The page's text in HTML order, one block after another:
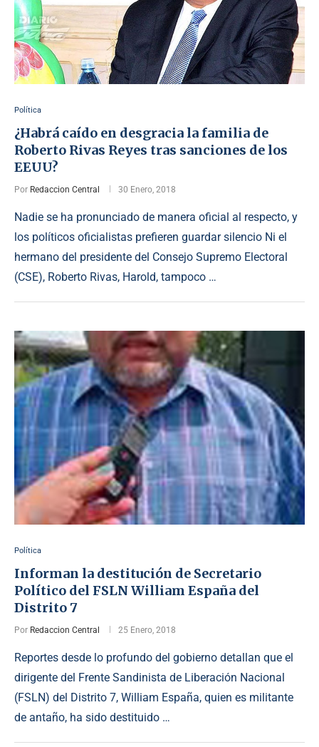
Política
¿Habrá caído en desgracia la familia de
Roberto Rivas Reyes tras sanciones de los
EEUU?
Por Redaccion Central 30 Enero, 2018
Nadie se ha pronunciado de manera oficial al respecto, y
los políticos oficialistas prefieren guardar silencio Ni el
hermano del presidente del Consejo Supremo Electoral
(CSE), Roberto Rivas, Harold, tampoco …
Política
Informan la destitución de Secretario
Político del FSLN William España del
Distrito 7
Por Redaccion Central 25 Enero, 2018
Reportes desde lo profundo del gobierno detallan que el
dirigente del Frente Sandinista de Liberación Nacional
(FSLN) del Distrito 7, William España, quien es militante
de antaño, ha sido destituido …